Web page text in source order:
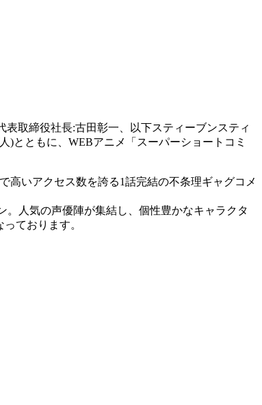
取締役社長:古田彰一、以下スティーブンスティ
)とともに、WEBアニメ「スーパーショートコミ
高いアクセス数を誇る1話完結の不条理ギャグコメ
人気の声優陣が集結し、個性豊かなキャラクタ
ております。